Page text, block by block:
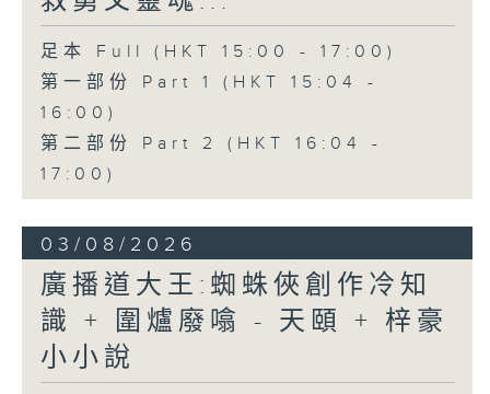
足本 Full (HKT 15:00 - 17:00)
第一部份 Part 1 (HKT 15:04 -
16:00)
第二部份 Part 2 (HKT 16:04 -
17:00)
03/08/2026
廣播道大王:蜘蛛俠創作冷知
識 + 圍爐廢噏 - 天頤 + 梓豪
小小說